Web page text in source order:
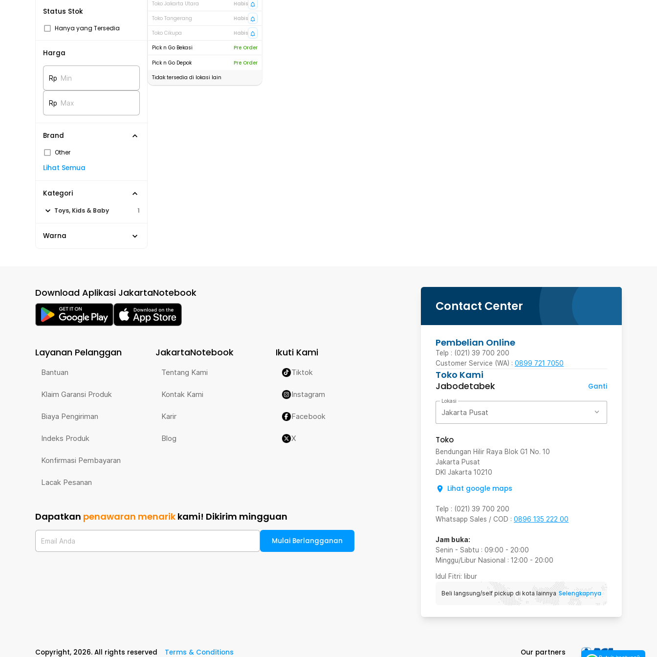
Status Stok
Hanya yang Tersedia
Harga
Rp Min
Rp Max
Brand
Other
Lihat Semua
Kategori
Toys, Kids & Baby 1
Warna
Toko Jakarta Utara
Habis
Toko Tangerang
Habis
Toko Cikupa
Habis
Pick n Go Bekasi
Pre Order
Pick n Go Depok
Pre Order
Tidak tersedia di lokasi lain
Contact Center
Pembelian Online
Telp : (021) 39 700 200
Customer Service (WA) : 0899 721 7050
Toko Kami
Jabodetabek
Ganti
Lokasi
Jakarta Pusat
Toko
Bendungan Hilir Raya Blok G1 No. 10
Jakarta Pusat
DKI Jakarta 10210
Lihat google maps
Telp : (021) 39 700 200
Whatsapp Sales / COD : 0896 135 222 00
Jam buka:
Senin - Sabtu : 09:00 - 20:00
Minggu/Libur Nasional : 12:00 - 20:00
Idul Fitri: libur
Beli langsung/self pickup di kota lainnya Selengkapnya
Download Aplikasi JakartaNotebook
Layanan Pelanggan
Bantuan
Klaim Garansi Produk
Biaya Pengiriman
Indeks Produk
Konfirmasi Pembayaran
Lacak Pesanan
JakartaNotebook
Tentang Kami
Kontak Kami
Karir
Blog
Ikuti Kami
Tiktok
Instagram
Facebook
X
Dapatkan penawaran menarik kami! Dikirim mingguan
Email Anda Mulai Berlangganan
Copyright, 2026. All rights reserved Terms & Conditions Our partners